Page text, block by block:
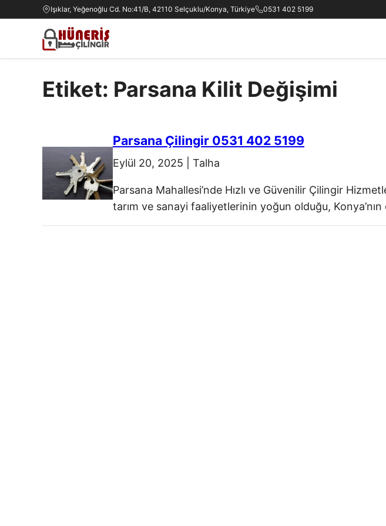
Işıklar, Yeğenoğlu Cd. No:41/B, 42110 Selçuklu/Konya, Türkiye 0531 402 5199
Etiket: Parsana Kilit Değişimi
Parsana Çilingir 0531 402 5199
Eylül 20, 2025 Talha
Parsana Mahallesi’nde Hızlı ve Güvenilir Çilingir
tarım ve sanayi faaliyetlerinin yoğun olduğu,